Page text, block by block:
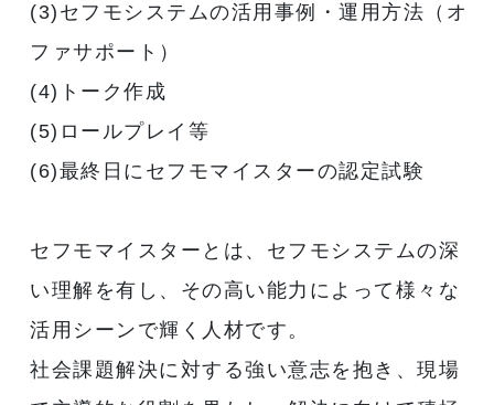
(3)セフモシステムの活用事例・運用方法（オ
ファサポート）
(4)トーク作成
(5)ロールプレイ等
(6)最終日にセフモマイスターの認定試験
セフモマイスターとは、セフモシステムの深
い理解を有し、その高い能力によって様々な
活用シーンで輝く人材です。
社会課題解決に対する強い意志を抱き、現場